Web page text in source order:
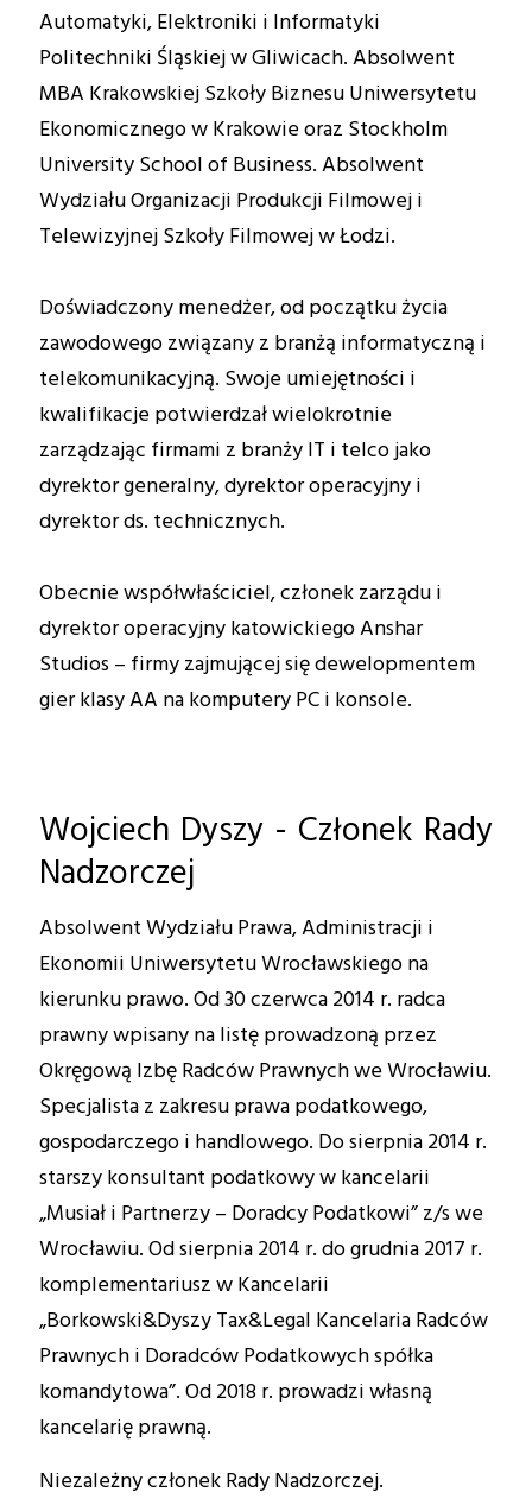
Automatyki, Elektroniki i Informatyki
Politechniki Śląskiej w Gliwicach. Absolwent
MBA Krakowskiej Szkoły Biznesu Uniwersytetu
Ekonomicznego w Krakowie oraz Stockholm
University School of Business. Absolwent
Wydziału Organizacji Produkcji Filmowej i
Telewizyjnej Szkoły Filmowej w Łodzi.
Doświadczony menedżer, od początku życia
zawodowego związany z branżą informatyczną i
telekomunikacyjną. Swoje umiejętności i
kwalifikacje potwierdzał wielokrotnie
zarządzając firmami z branży IT i telco jako
dyrektor generalny, dyrektor operacyjny i
dyrektor ds. technicznych.
Obecnie współwłaściciel, członek zarządu i
dyrektor operacyjny katowickiego Anshar
Studios – firmy zajmującej się dewelopmentem
gier klasy AA na komputery PC i konsole.
Wojciech Dyszy - Członek Rady
Nadzorczej
Absolwent Wydziału Prawa, Administracji i
Ekonomii Uniwersytetu Wrocławskiego na
kierunku prawo. Od 30 czerwca 2014 r. radca
prawny wpisany na listę prowadzoną przez
Okręgową Izbę Radców Prawnych we Wrocławiu.
Specjalista z zakresu prawa podatkowego,
gospodarczego i handlowego. Do sierpnia 2014 r.
starszy konsultant podatkowy w kancelarii
„Musiał i Partnerzy – Doradcy Podatkowi” z/s we
Wrocławiu. Od sierpnia 2014 r. do grudnia 2017 r.
komplementariusz w Kancelarii
„Borkowski&Dyszy Tax&Legal Kancelaria Radców
Prawnych i Doradców Podatkowych spółka
komandytowa”. Od 2018 r. prowadzi własną
kancelarię prawną.
Niezależny członek Rady Nadzorczej.